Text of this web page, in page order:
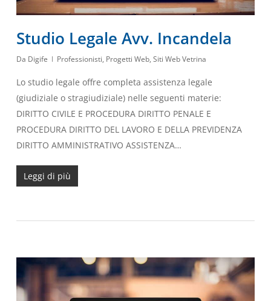
Studio Legale Avv. Incandela
Da Digife Professionisti, Progetti Web, Siti Web Vetrina
Lo studio legale offre completa assistenza legale
(giudiziale o stragiudiziale) nelle seguenti materie:
DIRITTO CIVILE E PROCEDURA DIRITTO PENALE E
PROCEDURA DIRITTO DEL LAVORO E DELLA PREVIDENZA
DIRITTO AMMINISTRATIVO ASSISTENZA…
Leggi di più